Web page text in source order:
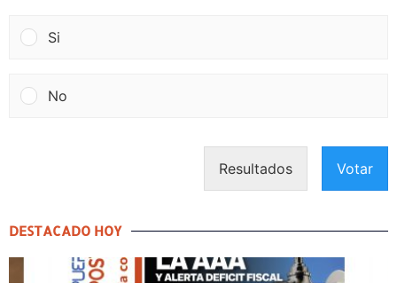
Si
No
Resultados Votar
DESTACADO HOY